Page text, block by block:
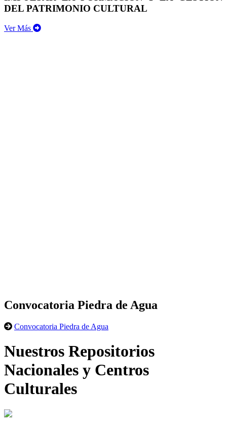
DEL PATRIMONIO CULTURAL
Ver Más
Convocatoria Piedra de Agua
Convocatoria Piedra de Agua
Nuestros Repositorios
Nacionales y Centros
Culturales